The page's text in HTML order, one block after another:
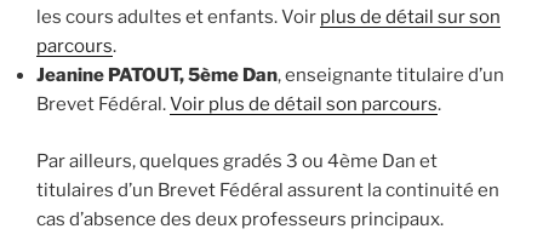
les cours adultes et enfants. Voir plus de détail sur son
parcours.
Jeanine PATOUT, 5ème Dan, enseignante titulaire d’un
Brevet Fédéral.Voir plus de détail son parcours.
Par ailleurs, quelques gradés 3 ou 4ème Dan et
titulaires d’un Brevet Fédéral assurent la continuité en
cas d’absence des deux professeurs principaux.